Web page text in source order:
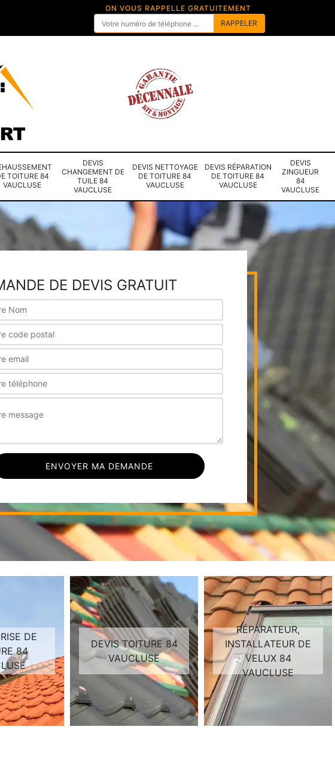
ON VOUS RAPPELLE GRATUITEMENT
TOITURE 84
VAUCLUSE
DEVIS
CHANGEMENT DE
TUILE 84
VAUCLUSE
DEVIS NETTOYAGE
DE TOITURE 84
VAUCLUSE
DEVIS RÉPARATION
DE TOITURE 84
VAUCLUSE
DEVIS
ZINGUEUR
84
VAUCLUSE
DE DEVIS GRATUIT
DE
84
DEVIS TOITURE 84
VAUCLUSE
RÉPARATEUR,
INSTALLATEUR DE
VELUX 84
VAUCLUSE